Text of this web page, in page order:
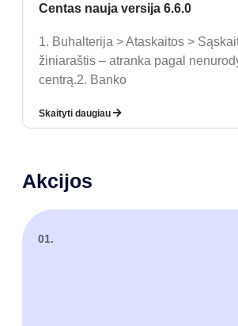
Centas nauja versija 6.6.0
1. Buhalterija > Ataskaitos >
žiniaraštis – atranka pagal
centrą.2. Banko
Skaityti daugiau
Akcijos
01.